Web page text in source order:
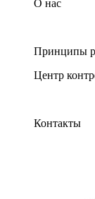
О нас
Принципы
Центр
Контакты